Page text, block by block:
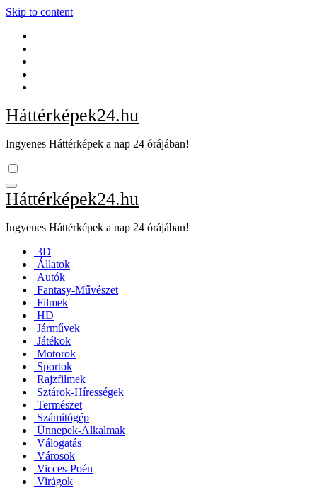
Skip to content
Háttérképek24.hu
Ingyenes Háttérképek a nap 24 órájában!
Háttérképek24.hu
Ingyenes Háttérképek a nap 24 órájában!
3D
Állatok
Autók
Fantasy-Művészet
Filmek
HD
Járművek
Játékok
Motorok
Sportok
Rajzfilmek
Sztárok-Hírességek
Természet
Számítógép
Ünnepek-Alkalmak
Válogatás
Városok
Vicces-Poén
Virágok